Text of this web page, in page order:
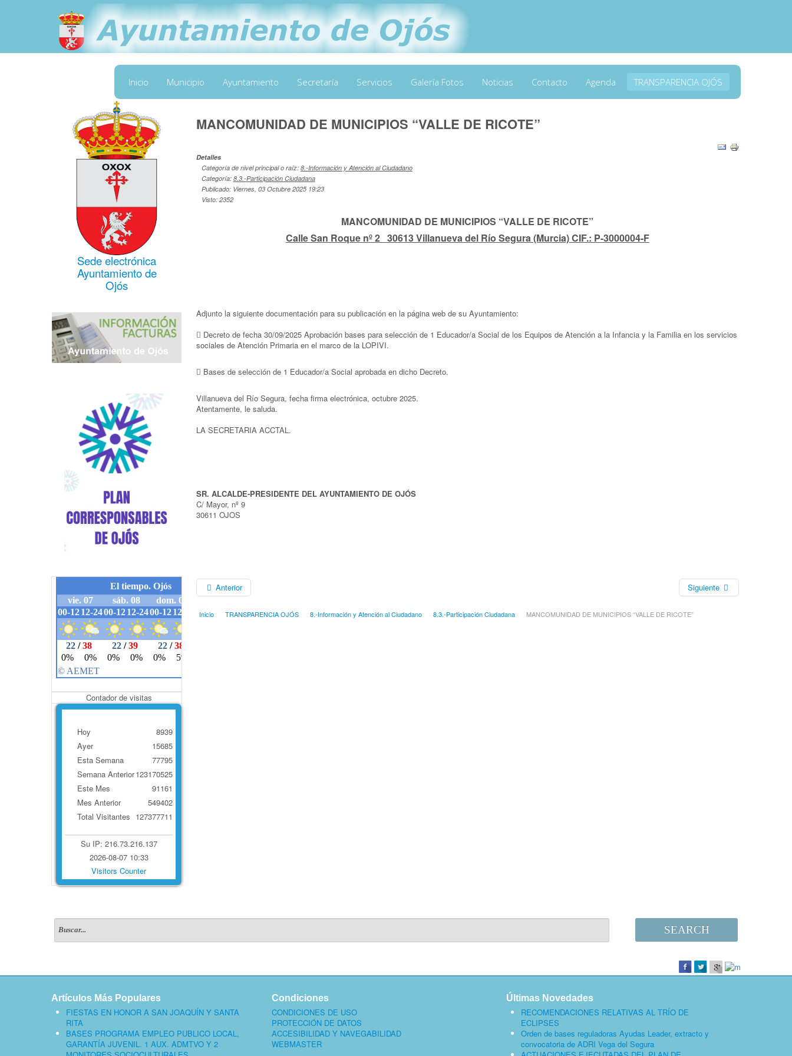
Inicio Municipio Ayuntamiento Secretaría Servicios Galería Fotos Noticias Contacto Agenda TRANSPARENCIA OJÓS
Sede electrónica
Ayuntamiento de
Ojós
Contador de visitas
Hoy
Ayer
Esta Semana
Semana Anterior
Este Mes
Mes Anterior
Total Visitantes
8939
15685
77795
123170525
91161
549402
127377711
Su IP: 216.73.216.137
2026-08-07 10:33
Visitors Counter
MANCOMUNIDAD DE MUNICIPIOS “VALLE DE RICOTE”
Detalles
Categoría de nivel principal o raíz: 8.-Información y Atención al Ciudadano
Categoría: 8.3.-Participación Ciudadana
Publicado: Viernes, 03 Octubre 2025 19:23
Visto: 2352
MANCOMUNIDAD DE MUNICIPIOS “VALLE DE RICOTE”
Calle San Roque nº 2 30613 Villanueva del Río Segura (Murcia) CIF.: P-3000004-F
Adjunto la siguiente documentación para su publicación en la página web de su Ayuntamiento:
 Decreto de fecha 30/09/2025 Aprobación bases para selección de 1 Educador/a Social de los Equipos de Atención a la Infancia y la Familia en los servicios
sociales de Atención Primaria en el marco de la LOPIVI.
 Bases de selección de 1 Educador/a Social aprobada en dicho Decreto.
Villanueva del Río Segura, fecha firma electrónica, octubre 2025.
Atentamente, le saluda.
LA SECRETARIA ACCTAL.
SR. ALCALDE-PRESIDENTE DEL AYUNTAMIENTO DE OJÓS
C/ Mayor, nº 9
30611 OJOS
Anterior Siguiente
Inicio TRANSPARENCIA OJÓS 8.-Información y Atención al Ciudadano 8.3.-Participación Ciudadana MANCOMUNIDAD DE MUNICIPIOS “VALLE DE RICOTE”
SEARCH
Artículos Más Populares
FIESTAS EN HONOR A SAN JOAQUÍN Y SANTA
RITA
BASES PROGRAMA EMPLEO PUBLICO LOCAL,
GARANTÍA JUVENIL. 1 AUX. ADMTVO Y 2
Condiciones
CONDICIONES DE USO
PROTECCIÓN DE DATOS
ACCESIBILIDAD Y NAVEGABILIDAD
WEBMASTER
Últimas Novedades
RECOMENDACIONES RELATIVAS AL TRÍO DE
ECLIPSES
Orden de bases reguladoras Ayudas Leader, extracto y
convocatoria de ADRI Vega del Segura